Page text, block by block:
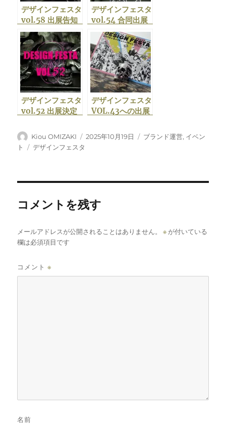
デザインフェスタ
vol.58 出展告知
デザインフェスタ
vol.54 合同出展
決定
デザインフェスタ
vol.52 出展決定
デザインフェスタ
VOL.43への出展
投
稿
Kiou OMIZAKI
投
2025年10月19日
カ
ブランド運営, イベン
ト
タ
デザインフェスタ
コメントを残す
メールアドレスが公開されることはありません。 ※ が付いている
欄は必須項目です
コメント※
名前